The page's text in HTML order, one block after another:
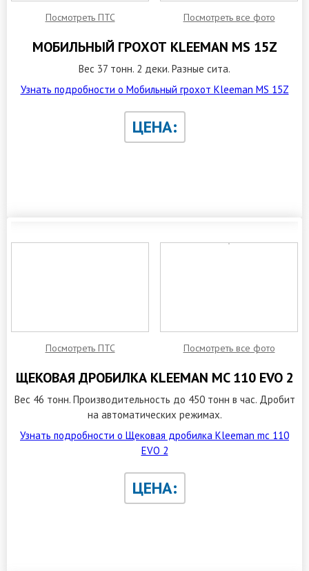
Посмотреть ПТС Посмотреть все фото
МОБИЛЬНЫЙ ГРОХОТ KLEEMAN MS 15Z
Вес 37 тонн. 2 деки. Разные сита.
Узнать подробности о Мобильный грохот Kleeman MS 15Z
ЦЕНА:
Посмотреть ПТС Посмотреть все фото
ЩЕКОВАЯ ДРОБИЛКА KLEEMAN MC 110 EVO 2
Вес 46 тонн. Производительность до 450 тонн в час. Дробит
на автоматических режимах.
Узнать подробности о Щековая дробилка Kleeman mc 110
EVO 2
ЦЕНА: